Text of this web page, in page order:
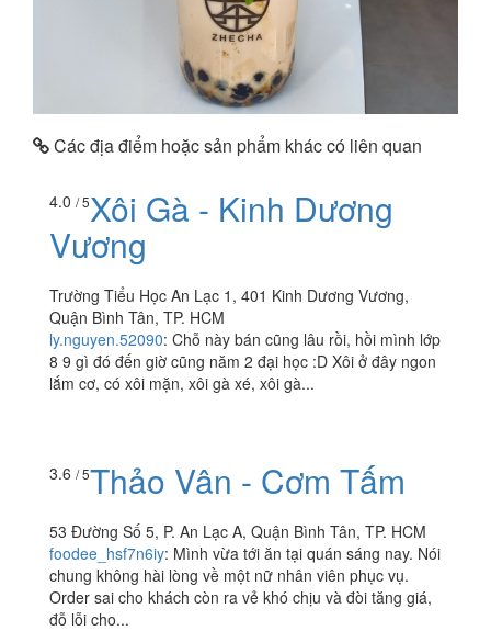
Các địa điểm hoặc sản phẩm khác có liên quan
4.0 / 5Xôi Gà - Kinh Dương
Vương
Trường Tiểu Học An Lạc 1, 401 Kinh Dương Vương,
Quận Bình Tân, TP. HCM
ly.nguyen.52090: Chỗ này bán cũng lâu rồi, hồi mình lớp
8 9 gì đó đến giờ cũng năm 2 đại học :D Xôi ở đây ngon
lắm cơ, có xôi mặn, xôi gà xé, xôi gà...
3.6 / 5Thảo Vân - Cơm Tấm
53 Đường Số 5, P. An Lạc A, Quận Bình Tân, TP. HCM
foodee_hsf7n6iy: Mình vừa tới ăn tại quán sáng nay. Nói
chung không hài lòng về một nữ nhân viên phục vụ.
Order sai cho khách còn ra vẻ khó chịu và đòi tăng giá,
đỗ lỗi cho...